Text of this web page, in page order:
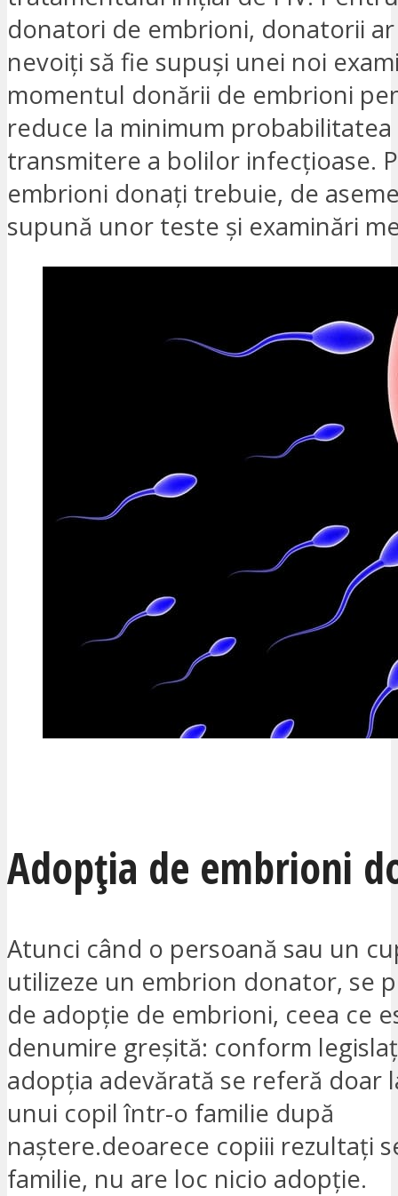
donatori de embrioni, donatorii
nevoiți să fie supuși unei noi
momentul donării de embrioni
reduce la minimum probabilitatea
transmitere a bolilor infecțioase.
embrioni donați trebuie, de
supună unor teste și examinări
Adopția de embrioni
Atunci când o persoană sau un
utilizeze un embrion donator, se
de adopție de embrioni, ceea ce
denumire greșită: conform
adopția adevărată se referă doar
unui copil într-o familie după
naștere.deoarece copiii rezultați
familie, nu are loc nicio adopție.